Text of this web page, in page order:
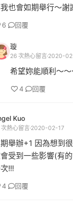
也會如期舉行～謝
6 回覆
璇
26 次熱心留言 2020-
希望妳能順利～
4 回覆
Kuo
次熱心留言2020-02-17
舉辦+1 因為想到
受到一些影響(有
!!!
4 回覆